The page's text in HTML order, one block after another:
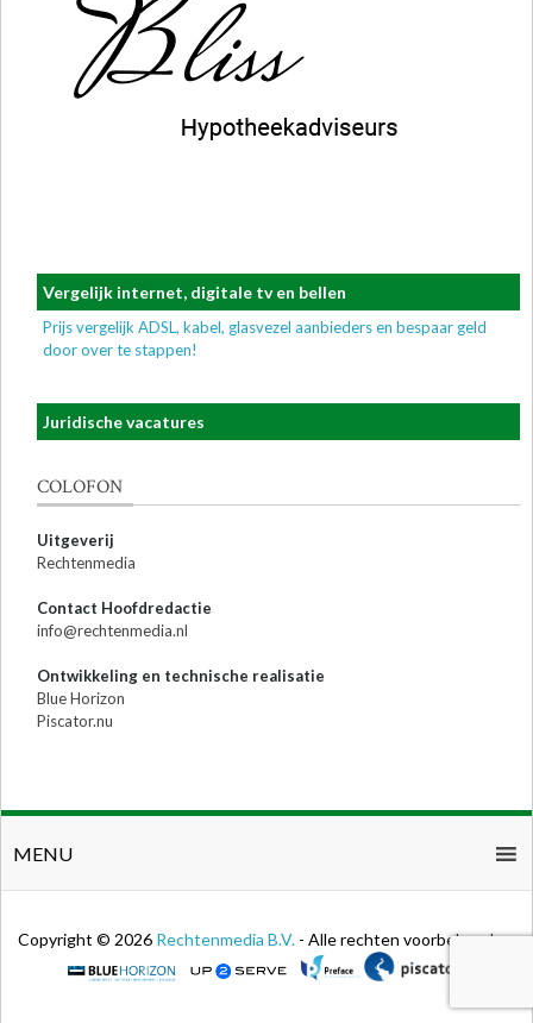
Vergelijk internet, digitale tv en bellen
Prijs vergelijk ADSL, kabel, glasvezel aanbieders en bespaar geld
door over te stappen!
Juridische vacatures
COLOFON
Uitgeverij
Rechtenmedia
Contact Hoofdredactie
info@rechtenmedia.nl
Ontwikkeling en technische realisatie
Blue Horizon
Piscator.nu
MENU
Copyright © 2026 Rechtenmedia B.V. - Alle rechten voorbehouden.